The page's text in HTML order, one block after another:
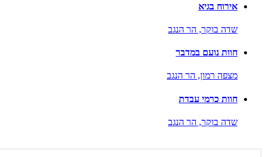
אירוח בגיא
שדה בוקר, הר הנגב
חוות נועם במדבר
מצפה רמון, הר הנגב
חוות כרמי עבדת
שדה בוקר, הר הנגב